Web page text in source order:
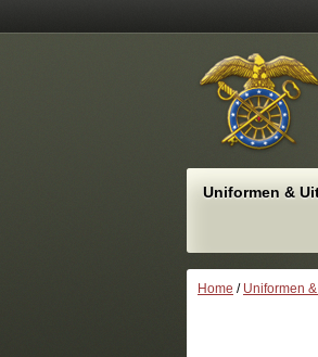
Uniformen &
Home / Uniformen